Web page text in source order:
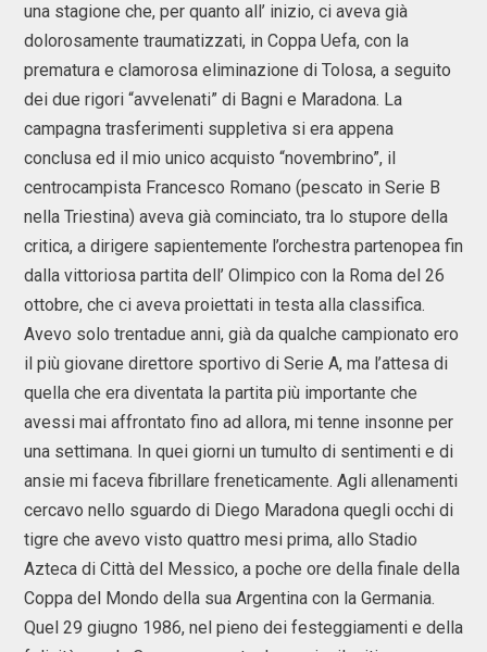
una stagione che, per quanto all’ inizio, ci aveva già
dolorosamente traumatizzati, in Coppa Uefa, con la
prematura e clamorosa eliminazione di Tolosa, a seguito
dei due rigori “avvelenati” di Bagni e Maradona. La
campagna trasferimenti suppletiva si era appena
conclusa ed il mio unico acquisto “novembrino”, il
centrocampista Francesco Romano (pescato in Serie B
nella Triestina) aveva già cominciato, tra lo stupore della
critica, a dirigere sapientemente l’orchestra partenopea fin
dalla vittoriosa partita dell’ Olimpico con la Roma del 26
ottobre, che ci aveva proiettati in testa alla classifica.
Avevo solo trentadue anni, già da qualche campionato ero
il più giovane direttore sportivo di Serie A, ma l’attesa di
quella che era diventata la partita più importante che
avessi mai affrontato fino ad allora, mi tenne insonne per
una settimana. In quei giorni un tumulto di sentimenti e di
ansie mi faceva fibrillare freneticamente. Agli allenamenti
cercavo nello sguardo di Diego Maradona quegli occhi di
tigre che avevo visto quattro mesi prima, allo Stadio
Azteca di Città del Messico, a poche ore della finale della
Coppa del Mondo della sua Argentina con la Germania.
Quel 29 giugno 1986, nel pieno dei festeggiamenti e della